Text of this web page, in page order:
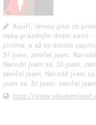
Kouří, lámou pivo za
nebe prázdným dnem sami
plníme, a až se docela
žil jsem, zemřel jsem.
Narodil jsem se, žil jsem,
zemřel jsem. Narodil jsem
jsem se, žil jsem, zemřel
http://